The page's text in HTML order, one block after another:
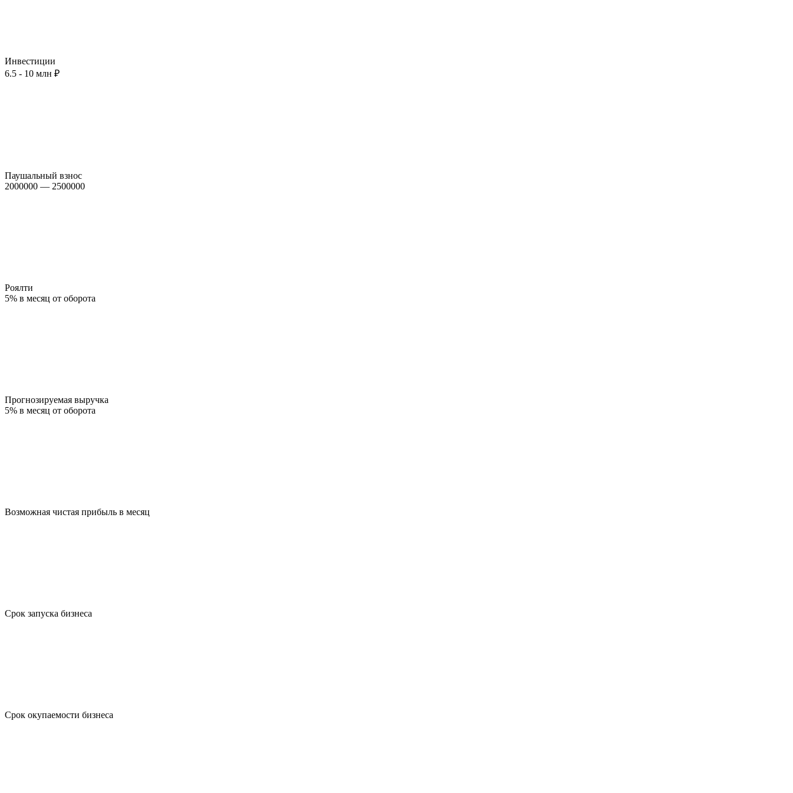
Инвестиции
6.5 - 10 млн ₽
Паушальный взнос
2000000 — 2500000
Роялти
5% в месяц от оборота
Прогнозируемая выручка
5% в месяц от оборота
Возможная чистая прибыль в месяц
Срок запуска бизнеса
Срок окупаемости бизнеса